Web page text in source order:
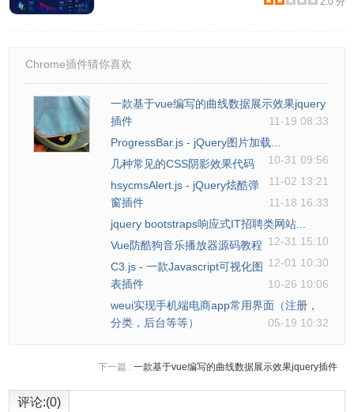
Chrome插件猜你喜欢
一款基于vue编写的曲线数据展示效果jquery
插件
11-19 08:33
ProgressBar.js - jQuery图片加载...
10-31 09:56
几种常见的CSS阴影效果代码
11-02 13:21
hsycmsAlert.js - jQuery炫酷弹
窗插件
11-18 16:33
jquery bootstraps响应式IT招聘类网站...
12-31 15:10
Vue防酷狗音乐播放器源码教程
12-01 10:30
C3.js - 一款Javascript可视化图
表插件
10-26 10:06
weui实现手机端电商app常用界面（注册，
分类，后台等等）
05-19 10:32
下一篇 : 一款基于vue编写的曲线数据展示效果jquery插件
评论:(0)